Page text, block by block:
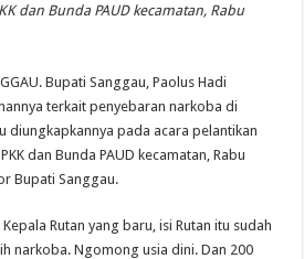
dan Bunda PAUD kecamatan, Rabu
Bupati Sanggau, Paolus Hadi
terkait penyebaran narkoba di
diungkapkannya pada acara pelantikan
dan Bunda PAUD kecamatan, Rabu
Bupati Sanggau.
Rutan yang baru, isi Rutan itu sudah
narkoba. Ngomong usia dini. Dan 200